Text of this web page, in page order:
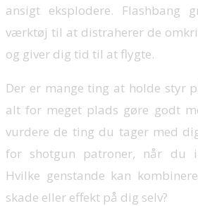
ansigt eksplodere. Flashbang
værktøj til at distraherer de
og giver dig tid til at flygte.
Der er mange ting at holde styr
alt for meget plads gøre godt
vurdere de ting du tager med
for shotgun patroner, når du
Hvilke genstande kan
skade eller effekt på dig selv?